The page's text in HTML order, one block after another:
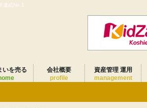
連続No.1
いを売る
会社概要
profile
資産管理 運用
management